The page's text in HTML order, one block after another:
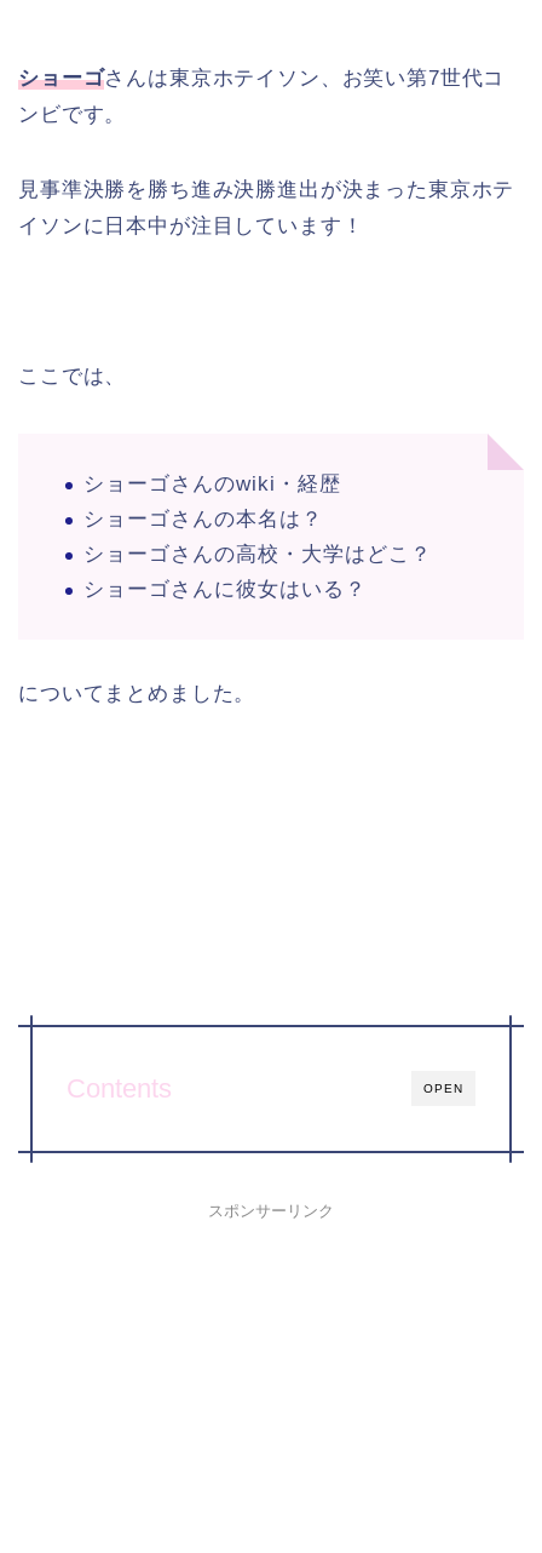
ショーゴさんは東京ホテイソン、お笑い第7世代コ
ンビです。
見事準決勝を勝ち進み決勝進出が決まった東京ホテ
イソンに日本中が注目しています！
ここでは、
ショーゴさんのwiki・経歴
ショーゴさんの本名は？
ショーゴさんの高校・大学はどこ？
ショーゴさんに彼女はいる？
についてまとめました。
OPEN
Contents
スポンサーリンク